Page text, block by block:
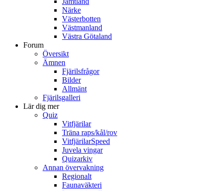
Närke
Västerbotten
Västmanland
Västra Götaland
Forum
Översikt
Ämnen
Fjärilsfrågor
Bilder
Allmänt
Fjärilsgalleri
Lär dig mer
Quiz
Vitfjärilar
Träna raps/kål/rov
VitfjärilarSpeed
Juvela vingar
Quizarkiv
Annan övervakning
Regionalt
Faunaväkteri